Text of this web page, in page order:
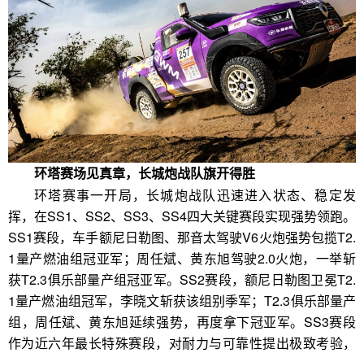
环塔赛场见真章，长城炮战队旗开得胜
环塔赛事一开局，长城炮战队迅速进入状态、稳定发
挥，在SS1、SS2、SS3、SS4四大关键赛段实现强势领跑。
SS1赛段，车手额尼日勒图、那音太驾驶V6火炮强势包揽T2.
1量产燃油组冠亚军；周任斌、黄东旭驾驶2.0火炮，一举斩
获T2.3俱乐部量产组冠亚军。SS2赛段，额尼日勒图卫冕T2.
1量产燃油组冠军，李晓文斩获该组别季军；T2.3俱乐部量产
组，周任斌、黄东旭延续强势，再度拿下冠亚军。SS3赛段
作为近六年最长特殊赛段，对耐力与可靠性提出极致考验，